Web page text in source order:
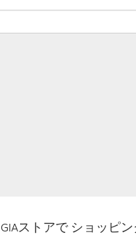
GIAストアで ショッピ